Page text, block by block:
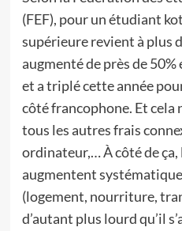
(FEF), pour un étudiant
supérieure revient à plus
augmenté de près de
et a triplé cette année
côté francophone. Et cela
tous les autres frais
ordinateur,… À côté de
augmentent
(logement, nourriture,
d’autant plus lourd qu’il